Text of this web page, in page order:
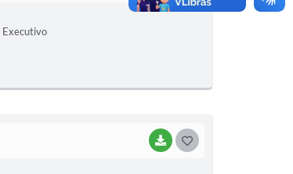
O
Executivo
BAIXAR